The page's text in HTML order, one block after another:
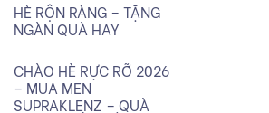
HÈ RỘN RÀNG – TẶNG
NGÀN QUÀ HAY
CHÀO HÈ RỰC RỠ 2026
– MUA MEN
SUPRAKLENZ – QUÀ